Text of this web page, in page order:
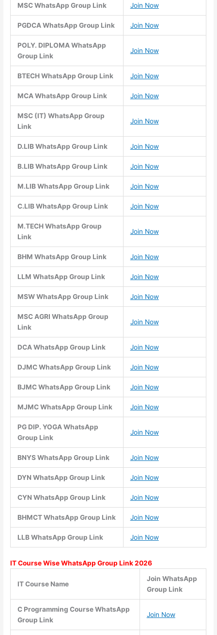
MSC WhatsApp Group Link Join Now
PGDCA WhatsApp Group Link Join Now
POLY. DIPLOMA WhatsApp
Group Link
Join Now
BTECH WhatsApp Group Link Join Now
MCA WhatsApp Group Link Join Now
MSC (IT) WhatsApp Group
Link
Join Now
D.LIB WhatsApp Group Link Join Now
B.LIB WhatsApp Group Link Join Now
M.LIB WhatsApp Group Link Join Now
C.LIB WhatsApp Group Link Join Now
M.TECH WhatsApp Group
Link
Join Now
BHM WhatsApp Group Link Join Now
LLM WhatsApp Group Link Join Now
MSW WhatsApp Group Link Join Now
MSC AGRI WhatsApp Group
Link
Join Now
DCA WhatsApp Group Link Join Now
DJMC WhatsApp Group Link Join Now
BJMC WhatsApp Group Link Join Now
MJMC WhatsApp Group Link Join Now
PG DIP. YOGA WhatsApp
Group Link
Join Now
BNYS WhatsApp Group Link Join Now
DYN WhatsApp Group Link Join Now
CYN WhatsApp Group Link Join Now
BHMCT WhatsApp Group Link Join Now
LLB WhatsApp Group Link Join Now
IT Course Wise WhatsApp Group Link 2026
IT Course Name
Join WhatsApp
Group Link
C Programming Course WhatsApp
Group Link
Join Now